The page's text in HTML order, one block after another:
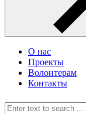
О нас
Проекты
Волонтерам
Контакты
Search